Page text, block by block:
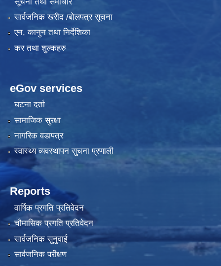
सार्वजनिक खरीद /बोलपत्र सूचना
एन, कानुन तथा निर्देशिका
कर तथा शुल्कहरु
eGov services
घटना दर्ता
सामाजिक सुरक्षा
नागरिक वडापत्र
स्वास्थ्य व्यवस्थापन सुचना प्रणाली
Reports
वार्षिक प्रगति प्रतिवेदन
चौमासिक प्रगति प्रतिवेदन
सार्वजनिक सुनुवाई
सार्वजनिक परीक्षण